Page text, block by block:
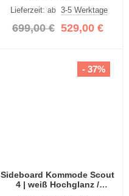
Lieferzeit:ab 3-5 Werktage
699,00 € 529,00 €
Sideboard Kommode Scout
4 | weiß Hochglanz /
- 37%